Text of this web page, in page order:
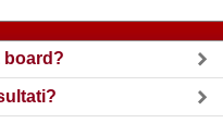
board?